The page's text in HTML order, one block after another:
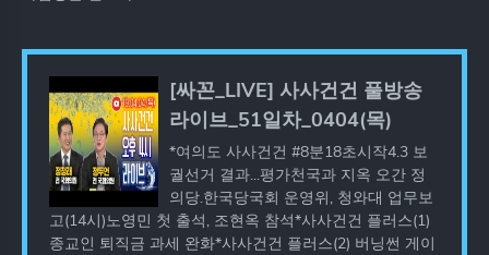
[싸꼰_LIVE] 사사건건 풀방송
라이브_51일차_0404(목)
*여의도 사사건건 #8분18초시작4.3 보
궐선거 결과...평가천국과 지옥 오간 정
의당.한국당국회 운영위, 청와대 업무보
고(14시)노영민 첫 출석, 조현옥 참석*사사건건 플러스(1)
종교인 퇴직금 과세 완화*사사건건 플러스(2) 버닝썬 게이